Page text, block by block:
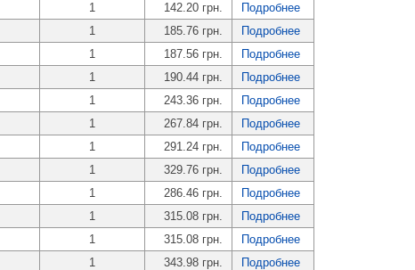
1 142.20 грн.
Подробнее
1 185.76 грн.
Подробнее
1 187.56 грн.
Подробнее
1 190.44 грн.
Подробнее
1 243.36 грн.
Подробнее
1 267.84 грн.
Подробнее
1 291.24 грн.
Подробнее
1 329.76 грн.
Подробнее
1 286.46 грн.
Подробнее
1 315.08 грн.
Подробнее
1 315.08 грн.
Подробнее
1 343.98 грн.
Подробнее